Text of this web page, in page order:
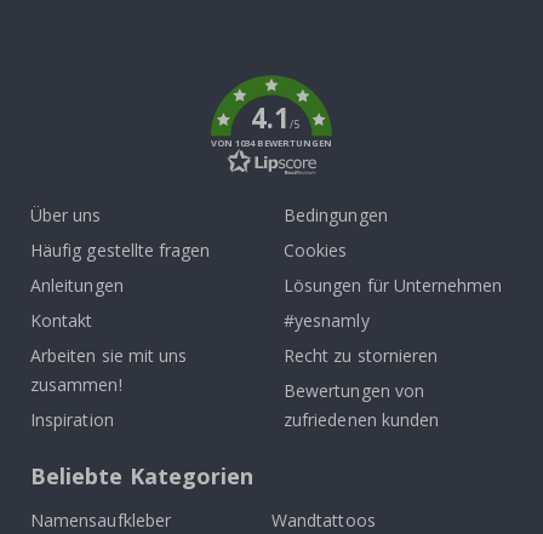
4.1/5
VON 1034 BEWERTUNGEN
Über uns
Häufig gestellte fragen
Anleitungen
Kontakt
Arbeiten sie mit uns
zusammen!
Inspiration
Bedingungen
Cookies
Lösungen für Unternehmen
#yesnamly
Recht zu stornieren
Bewertungen von
zufriedenen kunden
Beliebte Kategorien
Namensaufkleber
Wandtattoos